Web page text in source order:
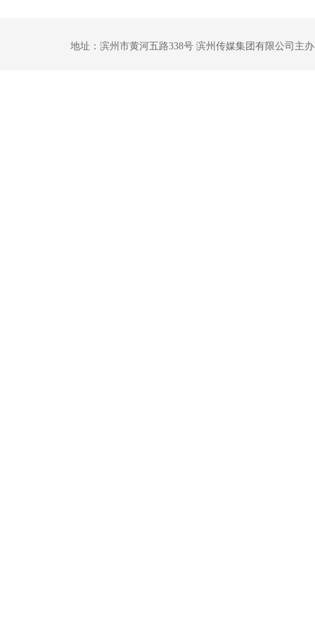
地址：滨州市黄河五路338号 滨州传媒集团有限公司主